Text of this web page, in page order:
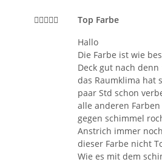
Top Farbe
Hallo
Die Farbe ist wie
Deck gut nach
das Raumklima hat
paar Std schon
alle anderen
gegen schimmel
Anstrich immer
dieser Farbe nicht
Wie es mit dem